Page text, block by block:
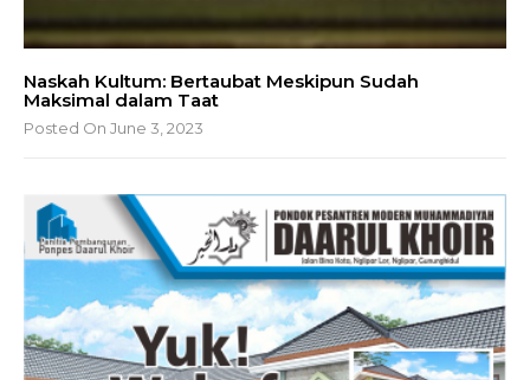
Naskah Kultum: Bertaubat Meskipun Sudah
Maksimal dalam Taat
Posted On June 3, 2023